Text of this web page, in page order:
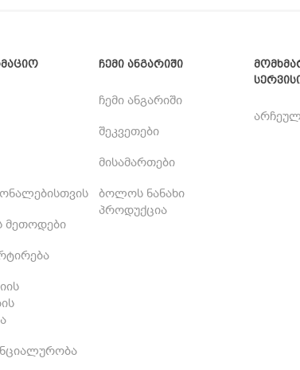
მეთოდები
ჩემი ანგარიში
ჩემი ანგარიში
შეკვეთები
მისამართები
ბოლოს ნანახი
პროდუქცია